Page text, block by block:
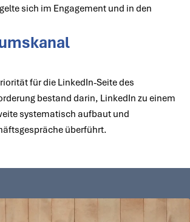
sich im Engagement und in den
für die LinkedIn-Seite des
bestand darin, LinkedIn zu einem
systematisch aufbaut und
überführt.